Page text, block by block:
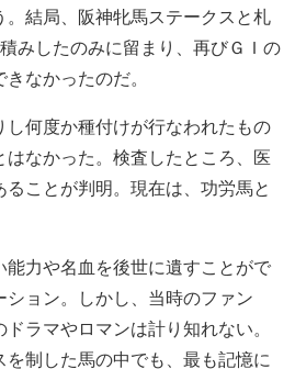
。結局、阪神牝馬ステークスと札
みしたのみに留まり、再びＧＩの
なかったのだ。
し何度か種付けが行なわれたもの
なかった。検査したところ、医
ことが判明。現在は、功労馬と
能力や名血を後世に遺すことがで
ション。しかし、当時のファン
ラマやロマンは計り知れない。
制した馬の中でも、最も記憶に